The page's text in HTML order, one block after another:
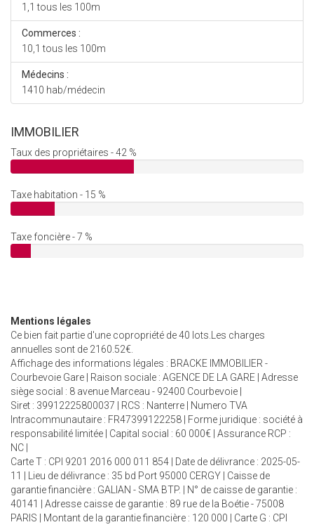
1,1 tous les 100m
Commerces :
10,1 tous les 100m
Médecins :
1410 hab/médecin
IMMOBILIER
Taux des propriétaires - 42 %
Taxe habitation - 15 %
Taxe foncière - 7 %
Mentions légales
Ce bien fait partie d'une copropriété de 40 lots.Les charges
annuelles sont de 2160.52€.
Affichage des informations légales : BRACKE IMMOBILIER -
Courbevoie Gare | Raison sociale : AGENCE DE LA GARE | Adresse
siège social : 8 avenue Marceau - 92400 Courbevoie |
Siret : 39912225800037 | RCS : Nanterre | Numero TVA
Intracommunautaire : FR47399122258 | Forme juridique : société à
responsabilité limitée | Capital social : 60 000€ | Assurance RCP :
NC |
Carte T : CPI 9201 2016 000 011 854 | Date de délivrance : 2025-05-
11 | Lieu de délivrance : 35 bd Port 95000 CERGY | Caisse de
garantie financière : GALIAN - SMA BTP. | N° de caisse de garantie :
40141 | Adresse caisse de garantie : 89 rue de la Boétie - 75008
PARIS | Montant de la garantie financière : 120 000 | Carte G : CPI